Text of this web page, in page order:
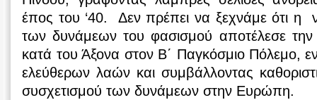
έπος του ‘40. Δεν πρέπει να ξεχνάμε ότι η
των δυνάμεων του φασισμού αποτέλεσε
κατά του Άξονα στον Β΄ Παγκόσμιο Πόλεμο,
ελεύθερων λαών και συμβάλλοντας
συσχετισμού των δυνάμεων στην Ευρώπη.